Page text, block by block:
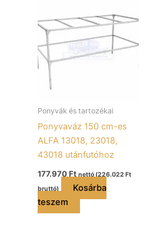
Ponyvák és tartozékai
Ponyvaváz 150 cm-es
ALFA 13018, 23018,
43018 utánfutóhoz
177.970Ft nettó (226.022 Ft
bruttó)
Kosárba
teszem